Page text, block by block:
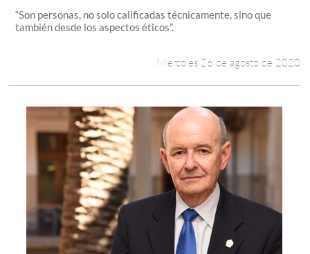
“Son personas, no solo calificadas técnicamente, sino que
también desde los aspectos éticos”.
Miércoles 26 de agosto de 2020